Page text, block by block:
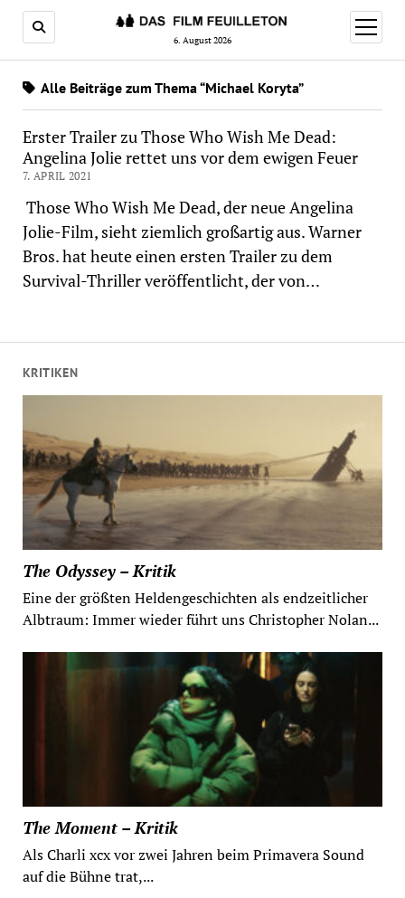
6. August 2026
Menü
öffnen
KRITIKEN
The Odyssey – Kritik
Eine der größten Heldengeschichten als endzeitlicher
Albtraum: Immer wieder führt uns Christopher Nolan...
The Moment – Kritik
Als Charli xcx vor zwei Jahren beim Primavera Sound
auf die Bühne trat,...
Alle Beiträge zum Thema “Michael Koryta”
Erster Trailer zu Those Who Wish Me Dead:
Angelina Jolie rettet uns vor dem ewigen Feuer
7. APRIL 2021
Those Who Wish Me Dead, der neue Angelina
Jolie-Film, sieht ziemlich großartig aus. Warner
Bros. hat heute einen ersten Trailer zu dem
Survival-Thriller veröffentlicht, der von…